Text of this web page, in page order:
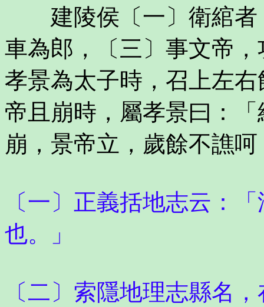
建陵侯〔一〕衛綰者
車為郎，〔三〕事文帝
孝景為太子時，召上左
帝且崩時，屬孝景曰：
崩，景帝立，歲餘不譙
〔一〕正義括地志云：
也。」
〔二〕索隱地理志縣名